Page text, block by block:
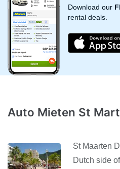
Download our
rental deals.
Auto Mieten St
St Maarten
Dutch side